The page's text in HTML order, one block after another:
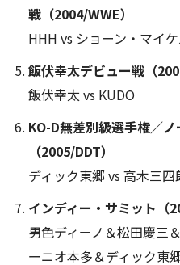
戦（2004/WWE）
HHH vs ショーン・マイ
飯伏幸太デビュー戦（
飯伏幸太 vs KUDO
KO-D無差別級選手権／
（2005/DDT）
ディック東郷 vs 高木三四
インディー・サミット（
男色ディーノ＆松田慶三
ーニオ本多＆ディック東